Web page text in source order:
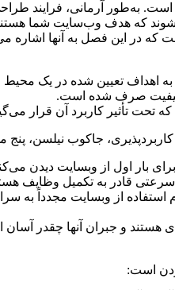
به‌طور آرمانی، فرایند
شوند که هدف وب‌سایت شما
اهداف تعیین ‌شده در یک
کیفیت صرف شده است.
تحت تأثیر کاربرد آن قرار
جاکوب نیلسن، پنج
برای بار اول از وبسایت
سرعتی قادر به تکمیل وظایف
استفاده از وبسایت مجدداً
هستند و جبران آنها چقدر
است: